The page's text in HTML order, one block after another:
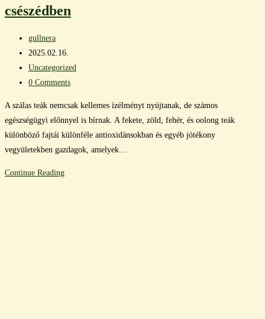
pillére,
teázás
során
is
csészédben
Post
author:
gullnera
Post
published:
2025.02.16.
Post
category:
Uncategorized
Post
0 Comments
A szálas teák nemcsak kellemes ízélményt nyújtanak, de számos
egészségügyi előnnyel is bírnak. A fekete, zöld, fehér, és oolong teák
különböző fajtái különféle antioxidánsokban és egyéb jótékony
vegyületekben gazdagok, amelyek…
Continue ReadingA